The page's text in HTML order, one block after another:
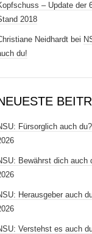
– Update der
2018
Neidhardt bei
du!
Fürsorglich auch du?
Bewährst dich auch
Herausgeber auch
Verstehst es auch